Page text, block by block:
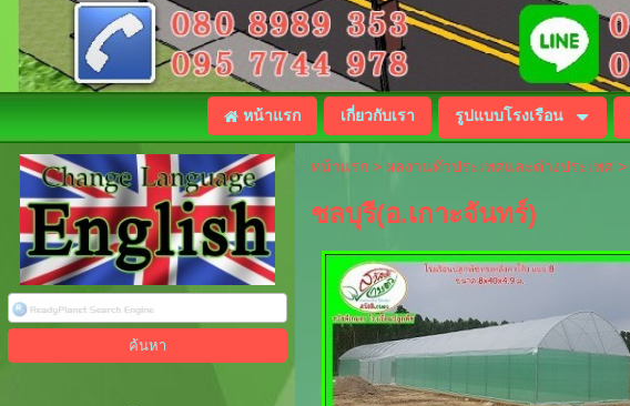
หน้าแรก เกี่ยวกับเรา รูปแบบโรงเรือน
หน้าแรก> ผลงานทั่วประเทศและต่างประเทศ>
ชลบุรี(อ.เกาะจันทร์)